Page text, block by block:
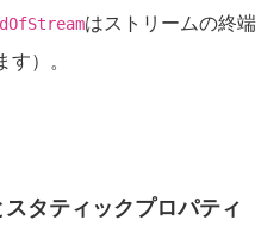
はストリームの終端
）。
タティックプロパティ